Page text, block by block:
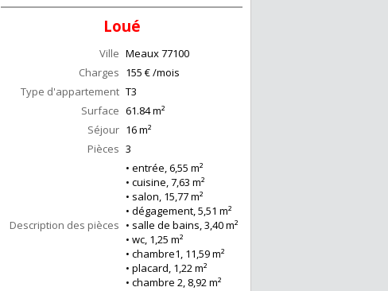
Loué
Ville Meaux77100
Charges 155 € /mois
Type d'appartement T3
Surface 61.84m²
Séjour 16m²
Pièces 3
Description des pièces
• entrée, 6,55 m²
• cuisine, 7,63 m²
• salon, 15,77 m²
• dégagement, 5,51 m²
• salle de bains, 3,40 m²
• wc, 1,25 m²
• chambre1, 11,59 m²
• placard, 1,22 m²
• chambre 2, 8,92 m²